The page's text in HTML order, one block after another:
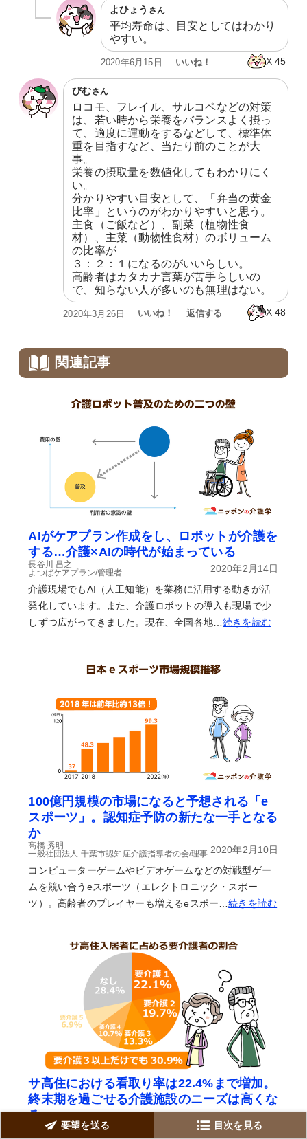
よひょう さん
平均寿命は、目安としてはわかり
やすい。
X45
2020年6月15日 いいね！
びむさん
ロコモ、フレイル、サルコペなどの対策
は、若い時から栄養をバランスよく摂っ
て、適度に運動をするなどして、標準体
重を目指すなど、当たり前のことが大
事。
栄養の摂取量を数値化してもわかりにく
い。
分かりやすい目安として、「弁当の黄金
比率」というのがわかりやすいと思う。
主食（ご飯など）、副菜（植物性食
材）、主菜（動物性食材）のボリューム
の比率が
３：２：１になるのがいいらしい。
高齢者はカタカナ言葉が苦手らしいの
で、知らない人が多いのも無理はない。
X48
2020年3月26日 いいね！ 返信する
関連記事
AIがケアプラン作成をし、ロボットが介護を
する…介護×AIの時代が始まっている
長谷川 昌之
よつばケアプラン/管理者
2020年2月14日
介護現場でもAI（人工知能）を業務に活用する動きが活
発化しています。また、介護ロボットの導入も現場で少
しずつ広がってきました。現在、全国各地…続きを読む
100億円規模の市場になると予想される「e
スポーツ」。認知症予防の新たな一手となる
か
髙橋 秀明
一般社団法人 千葉市認知症介護指導者の会/理事 2020年2月10日
コンピューターゲームやビデオゲームなどの対戦型ゲー
ムを競い合うeスポーツ（エレクトロニック・スポー
ツ）。高齢者のプレイヤーも増えるeスポー…続きを読む
サ高住における看取り率は22.4%まで増加。
終末期を過ごせる介護施設のニーズは高くな
る
長谷川 昌之
2020年2月7日
要望を送る 目次を見る